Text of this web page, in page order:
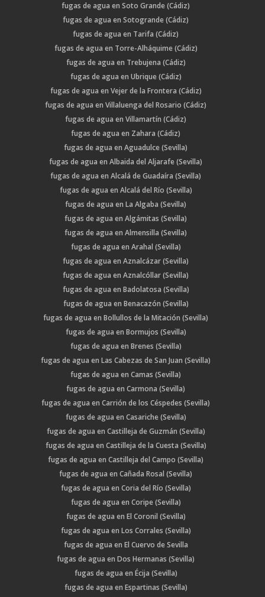
fugas de agua en Soto Grande (Cádiz)
fugas de agua en Sotogrande (Cádiz)
fugas de agua en Tarifa (Cádiz)
fugas de agua en Torre-Alháquime (Cádiz)
fugas de agua en Trebujena (Cádiz)
fugas de agua en Ubrique (Cádiz)
fugas de agua en Vejer de la Frontera (Cádiz)
fugas de agua en Villaluenga del Rosario (Cádiz)
fugas de agua en Villamartín (Cádiz)
fugas de agua en Zahara (Cádiz)
fugas de agua en Aguadulce (Sevilla)
fugas de agua en Albaida del Aljarafe (Sevilla)
fugas de agua en Alcalá de Guadaíra (Sevilla)
fugas de agua en Alcalá del Río (Sevilla)
fugas de agua en La Algaba (Sevilla)
fugas de agua en Algámitas (Sevilla)
fugas de agua en Almensilla (Sevilla)
fugas de agua en Arahal (Sevilla)
fugas de agua en Aznalcázar (Sevilla)
fugas de agua en Aznalcóllar (Sevilla)
fugas de agua en Badolatosa (Sevilla)
fugas de agua en Benacazón (Sevilla)
fugas de agua en Bollullos de la Mitación (Sevilla)
fugas de agua en Bormujos (Sevilla)
fugas de agua en Brenes (Sevilla)
fugas de agua en Las Cabezas de San Juan (Sevilla)
fugas de agua en Camas (Sevilla)
fugas de agua en Carmona (Sevilla)
fugas de agua en Carrión de los Céspedes (Sevilla)
fugas de agua en Casariche (Sevilla)
fugas de agua en Castilleja de Guzmán (Sevilla)
fugas de agua en Castilleja de la Cuesta (Sevilla)
fugas de agua en Castilleja del Campo (Sevilla)
fugas de agua en Cañada Rosal (Sevilla)
fugas de agua en Coria del Río (Sevilla)
fugas de agua en Coripe (Sevilla)
fugas de agua en El Coronil (Sevilla)
fugas de agua en Los Corrales (Sevilla)
fugas de agua en El Cuervo de Sevilla
fugas de agua en Dos Hermanas (Sevilla)
fugas de agua en Écija (Sevilla)
fugas de agua en Espartinas (Sevilla)